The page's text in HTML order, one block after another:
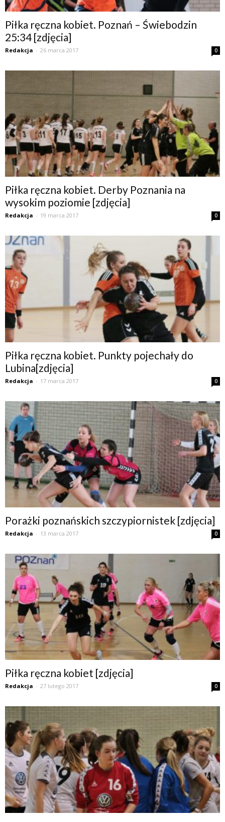
Piłka ręczna kobiet. Poznań – Świebodzin
25:34 [zdjęcia]
Redakcja - 26 marca 2017 0
Piłka ręczna kobiet. Derby Poznania na
wysokim poziomie [zdjęcia]
Redakcja - 19 marca 2017 0
Piłka ręczna kobiet. Punkty pojechały do
Lubina[zdjęcia]
Redakcja - 17 marca 2017 0
Porażki poznańskich szczypiornistek [zdjęcia]
Redakcja - 13 marca 2017 0
Piłka ręczna kobiet [zdjęcia]
Redakcja - 27 lutego 2017 0